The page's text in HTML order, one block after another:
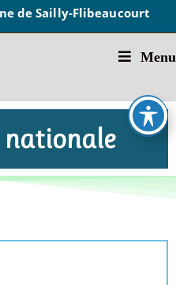
de Sailly-Flibeaucourt
Menu
nationale